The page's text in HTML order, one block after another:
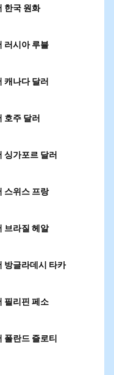
국 원화
시아 루블
나다 달러
주 달러
가포르 달러
위스 프랑
라질 헤알
글라데시 타카
리핀 페소
란드 즐로티